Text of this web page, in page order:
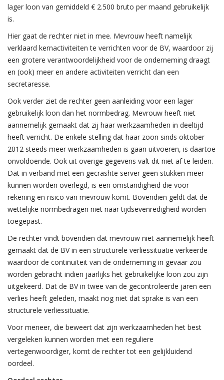
lager loon van gemiddeld € 2.500 bruto per maand gebruikelijk
is.
Hier gaat de rechter niet in mee. Mevrouw heeft namelijk
verklaard kernactiviteiten te verrichten voor de BV, waardoor zij
een grotere verantwoordelijkheid voor de onderneming draagt
en (ook) meer en andere activiteiten verricht dan een
secretaresse.
Ook verder ziet de rechter geen aanleiding voor een lager
gebruikelijk loon dan het normbedrag. Mevrouw heeft niet
aannemelijk gemaakt dat zij haar werkzaamheden in deeltijd
heeft verricht. De enkele stelling dat haar zoon sinds oktober
2012 steeds meer werkzaamheden is gaan uitvoeren, is daartoe
onvoldoende. Ook uit overige gegevens valt dit niet af te leiden.
Dat in verband met een gecrashte server geen stukken meer
kunnen worden overlegd, is een omstandigheid die voor
rekening en risico van mevrouw komt. Bovendien geldt dat de
wettelijke normbedragen niet naar tijdsevenredigheid worden
toegepast.
De rechter vindt bovendien dat mevrouw niet aannemelijk heeft
gemaakt dat de BV in een structurele verliessituatie verkeerde
waardoor de continuïteit van de onderneming in gevaar zou
worden gebracht indien jaarlijks het gebruikelijke loon zou zijn
uitgekeerd. Dat de BV in twee van de gecontroleerde jaren een
verlies heeft geleden, maakt nog niet dat sprake is van een
structurele verliessituatie.
Voor meneer, die beweert dat zijn werkzaamheden het best
vergeleken kunnen worden met een reguliere
vertegenwoordiger, komt de rechter tot een gelijkluidend
oordeel.